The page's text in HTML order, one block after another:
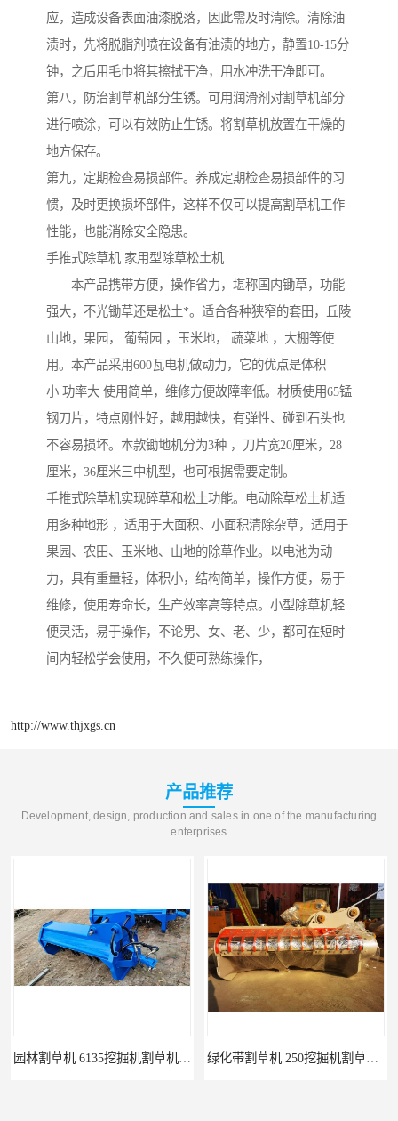
应，造成设备表面油漆脱落，因此需及时清除。清除油
渍时，先将脱脂剂喷在设备有油渍的地方，静置10-15分
钟，之后用毛巾将其擦拭干净，用水冲洗干净即可。
第八，防治割草机部分生锈。可用润滑剂对割草机部分
进行喷涂，可以有效防止生锈。将割草机放置在干燥的
地方保存。
第九，定期检查易损部件。养成定期检查易损部件的习
惯，及时更换损坏部件，这样不仅可以提高割草机工作
性能，也能消除安全隐患。
手推式除草机 家用型除草松土机
本产品携带方便，操作省力，堪称国内锄草，功能
强大，不光锄草还是松土*。适合各种狭窄的套田，丘陵
山地，果园， 葡萄园 ，玉米地， 蔬菜地 ，大棚等使
用。本产品采用600瓦电机做动力，它的优点是体积
小 功率大 使用简单，维修方便故障率低。材质使用65锰
钢刀片，特点刚性好，越用越快，有弹性、碰到石头也
不容易损坏。本款锄地机分为3种 ，刀片宽20厘米，28
厘米，36厘米三中机型，也可根据需要定制。
手推式除草机实现碎草和松土功能。电动除草松土机适
用多种地形 ，适用于大面积、小面积清除杂草，适用于
果园、农田、玉米地、山地的除草作业。以电池为动
力，具有重量轻，体积小，结构简单，操作方便，易于
维修，使用寿命长，生产效率高等特点。小型除草机轻
便灵活，易于操作，不论男、女、老、少，都可在短时
间内轻松学会使用，不久便可熟练操作，
http://www.thjxgs.cn
产品推荐
Development, design, production and sales in one of the manufacturing
enterprises